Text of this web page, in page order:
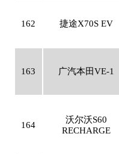
162 捷途X70S EV
163 广汽本田VE-1
164
沃尔沃S60
RECHARGE